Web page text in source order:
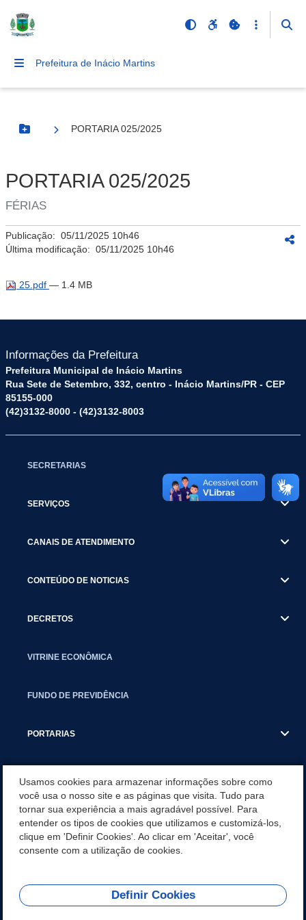
Prefeitura de Inácio Martins
Botão Menu
PORTARIA 025/2025
PORTARIA 025/2025
FÉRIAS
Publicação: 05/11/2025 10h46
Última modificação: 05/11/2025 10h46
25.pdf — 1.4 MB
Informações da Prefeitura
Prefeitura Municipal de Inácio Martins
Rua Sete de Setembro, 332, centro - Inácio Martins/PR - CEP
85155-000
(42)3132-8000 - (42)3132-8003
SECRETARIAS
SERVIÇOS
CANAIS DE ATENDIMENTO
CONTEÚDO DE NOTICIAS
DECRETOS
VITRINE ECONÔMICA
FUNDO DE PREVIDÊNCIA
PORTARIAS
CONCURSO/PSS/CONVOCAÇÃO
INCENTIVOS PÚBLICOS À PROJETOS CULTURAIS - INÁCIO
MARTINS PR
REDES SOCIAIS
Usamos cookies para armazenar informações sobre como
você usa o nosso site e as páginas que visita. Tudo para
tornar sua experiência a mais agradável possível. Para
entender os tipos de cookies que utilizamos e customizá-los,
clique em 'Definir Cookies'. Ao clicar em 'Aceitar', você
consente com a utilização de cookies.
Definir Cookies